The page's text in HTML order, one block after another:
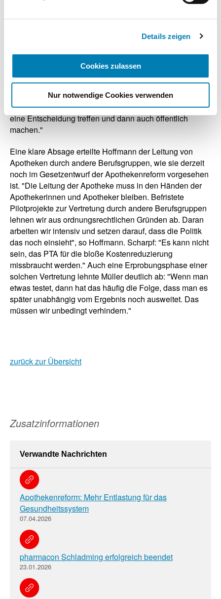
Details zeigen
Cookies zulassen
Nur notwendige Cookies verwenden
Approbationsordnung arbeite. Das Studium müsse
attraktiv bleiben. Hoffmann: "Wir bleiben dabei, es muss
Nachwuchs liegen uns sehr am Herzen. Wir müssen
es PTAs einfacher machen, Pharmazie zu studieren.
Frage eines Teilnehmer zur Nachweispflicht in der
Fortbildung forderte Fedders: "Wir brauchen die
Nachweispflicht! Wir werden innerhalb der BAK sehr bald
eine Entscheidung treffen und dann auch öffentlich
machen."
Eine klare Absage erteilte Hoffmann der Leitung von
Apotheken durch andere Berufsgruppen, wie sie derzeit
noch im Gesetzentwurf der Apothekenreform vorgesehen
ist. "Die Leitung der Apotheke muss in den Händen der
Apothekerinnen und Apotheker bleiben. Befristete
Pilotprojekte zur Vertretung durch andere Berufsgruppen
lehnen wir aus ordnungsrechtlichen Gründen ab. Daran
arbeiten wir intensiv und setzen darauf, dass die Politik
das noch einsieht", so Hoffmann. Scharpf: "Es kann nicht
sein, das PTA für die bloße Kostenreduzierung
missbraucht werden." Auch eine Erprobungsphase einer
solchen Vertretung lehnte Müller deutlich ab: "Wenn man
etwas testet, dann hat das häufig die Folge, dass man es
später unabhängig vom Ergebnis noch ausweitet. Das
müssen wir unbedingt verhindern."
zurück zur Übersicht
Zusatzinformationen
Verwandte Nachrichten
Apothekenreform: Mehr Entlastung für das
Gesundheitssystem
07.04.2026
pharmacon Schladming erfolgreich beendet
23.01.2026